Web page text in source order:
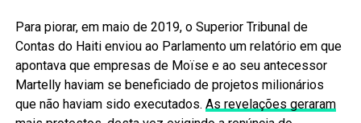
Para piorar, em maio de 2019, o Superior Tribunal de
Contas do Haiti enviou ao Parlamento um relatório em que
apontava que empresas de Moïse e ao seu antecessor
Martelly haviam se beneficiado de projetos milionários
que não haviam sido executados. As revelações geraram